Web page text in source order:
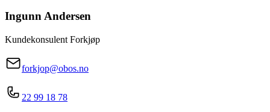
Ingunn Andersen
Kundekonsulent Forkjøp
forkjop@obos.no
22 99 18 78